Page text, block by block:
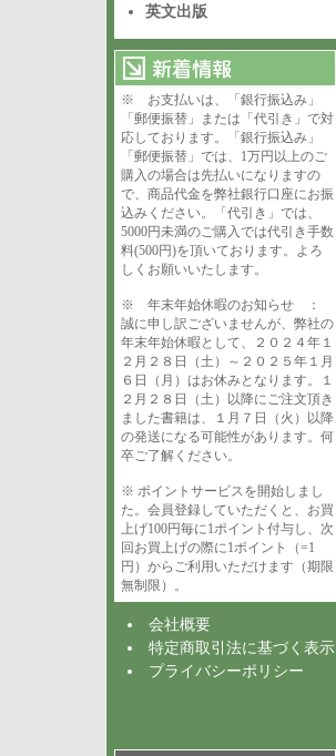
英文出版
※ お支払いは、「銀行振込み」
「郵便振替」または「代引き」で対
応しております。「銀行振込み」
「郵便振替」では、1万円以上のご
購入の場合は先払いになりますの
で、商品代金を弊社銀行口座にお振
込みください。「代引き」では、
5000円未満のご購入では代引き手数
料(500円)を頂いております。よろ
しくお願いいたします。
※ 年末年始休暇のお知らせ ：
誠に申し訳ございませんが、弊社の
年末年始休暇として、２０２４年１
２月２８日（土）～２０２５年１月
６日（月）はお休みとなります。１
２月２８日（土）以降にご注文頂き
ました書籍は、１月７日（火）以降
の発送になる可能性があります。何
卒ご了解ください。
※ ポイントサービスを開始しまし
た。会員登録していただくと、お買
上げ100円毎に1ポイント付与し、次
回お買上げの際に1ポイント（=1
円）からご利用いただけます（期限
無制限）。
会社概要
特定商取引法に基づく表示
プライバシーポリシー